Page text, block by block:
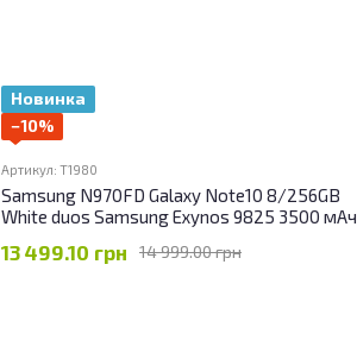
Новинка
−10%
Артикул: T1980
Samsung N970FD Galaxy Note10 8/256GB
White duos Samsung Exynos 9825 3500 мАч
14 999.00 грн
13 499.10 грн